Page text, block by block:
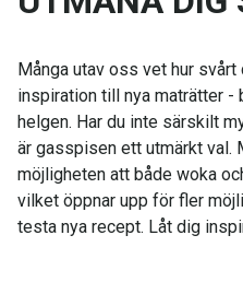
Många utav oss vet hur
inspiration till nya maträtter -
helgen. Har du inte särskilt
är gasspisen ett utmärkt val.
möjligheten att både woka
vilket öppnar upp för fler
testa nya recept. Låt dig